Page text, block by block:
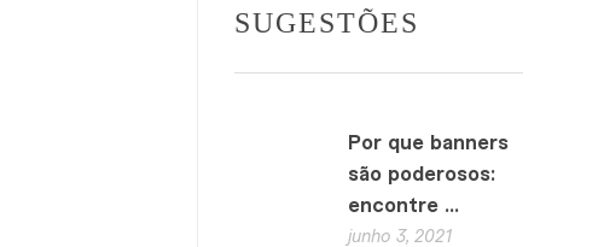
SUGESTÕES
Por que banners
são poderosos:
encontre ...
junho 3, 2021